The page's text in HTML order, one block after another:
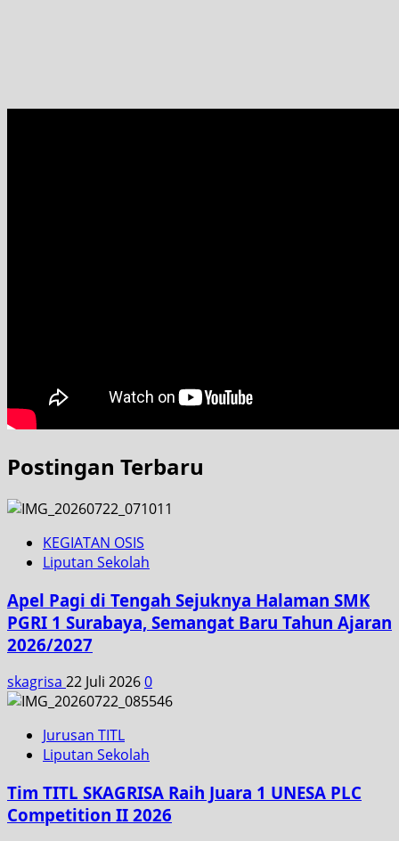
Postingan Terbaru
KEGIATAN OSIS
Liputan Sekolah
Apel Pagi di Tengah Sejuknya Halaman SMK
PGRI 1 Surabaya, Semangat Baru Tahun Ajaran
2026/2027
skagrisa 22 Juli 20260
Jurusan TITL
Liputan Sekolah
Tim TITL SKAGRISA Raih Juara 1 UNESA PLC
Competition II 2026